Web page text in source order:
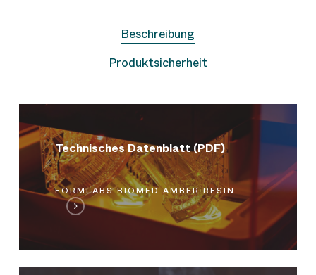
Beschreibung
Produktsicherheit
Technisches Datenblatt (PDF)
FORMLABS BIOMED AMBER RESIN
Datenblatt
–
Formlabs
BioMed
Amber
Resin